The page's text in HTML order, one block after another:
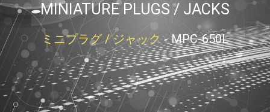
MINIATURE PLUGS / JACKS
ミニプラグ / ジャック- MPC-650L